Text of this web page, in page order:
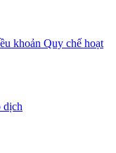
khoản Quy chế hoạt
dịch